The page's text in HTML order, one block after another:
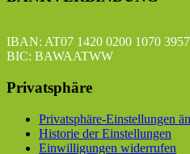
IBAN: AT07 1420 0200 1070 3957
BIC: BAWAATWW
Privatsphäre
Privatsphäre-Einstellungen
Historie der Einstellungen
Einwilligungen widerrufen